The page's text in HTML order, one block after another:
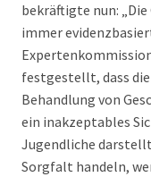
bekräftigte nun:
immer
festgestellt, dass
Behandlung von
ein inakzeptables
Jugendliche
Sorgfalt handeln,